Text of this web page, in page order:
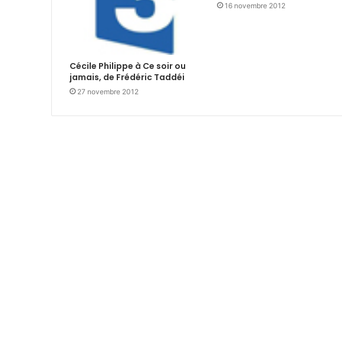
Cécile Philippe à Ce soir ou
jamais, de Frédéric Taddéi
27 novembre 2012
16 novembre 2012